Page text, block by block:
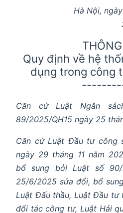
Hà Nội,
Quy định về hệ
dụng trong công
Căn cứ Luật Ngân
89/2025/QH15 ngày 25
Căn cứ Luật Đầu tư công
ngày 29 tháng 11 năm
bổ sung bởi Luật số 90/
25/6/2025 sửa đổi, bổ
Luật Đấu thầu, Luật Đầu tư
đối tác công tư, Luật Hải